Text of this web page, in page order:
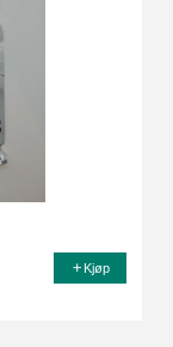
Kjøp